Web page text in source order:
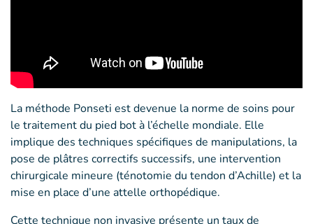
La méthode Ponseti est devenue la norme de soins pour
le traitement du pied bot à l’échelle mondiale. Elle
implique des techniques spécifiques de manipulations, la
pose de plâtres correctifs successifs, une intervention
chirurgicale mineure (ténotomie du tendon d’Achille) et la
mise en place d’une attelle orthopédique.
Cette technique non invasive présente un taux de